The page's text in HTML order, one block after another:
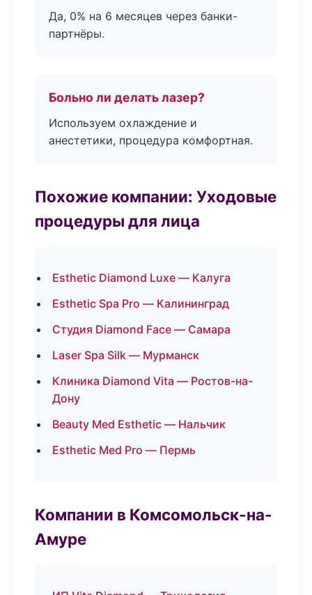
Да, 0% на 6 месяцев через банки-
партнёры.
Больно ли делать лазер?
Используем охлаждение и
анестетики, процедура комфортная.
Похожие компании: Уходовые
процедуры для лица
Esthetic Diamond Luxe — Калуга
Esthetic Spa Pro — Калининград
Студия Diamond Face — Самара
Laser Spa Silk — Мурманск
Клиника Diamond Vita — Ростов-на-
Дону
Beauty Med Esthetic — Нальчик
Esthetic Med Pro — Пермь
Компании в Комсомольск-на-
Амуре